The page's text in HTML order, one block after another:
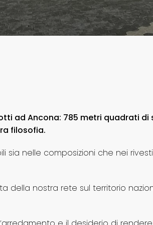
ad Ancona: 785 metri quadrati
filosofia.
sia nelle composizioni che nei
della nostra rete sul territorio